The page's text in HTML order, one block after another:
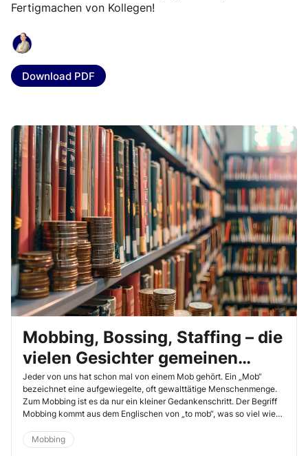
Fertigmachen von Kollegen!
Download PDF
Mobbing, Bossing, Staffing – die
vielen Gesichter gemeinen
Verhaltens
Jeder von uns hat schon mal von einem Mob gehört. Ein „Mob“
bezeichnet eine aufgewiegelte, oft gewalttätige Menschenmenge.
Zum Mobbing ist es da nur ein kleiner Gedankenschritt. Der Begriff
Mobbing kommt aus dem Englischen von „to mob“, was so viel wie
Mobbing